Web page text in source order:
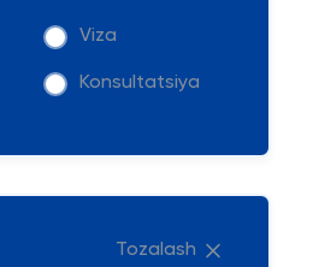
Viza
Konsultatsiya
Tozalash